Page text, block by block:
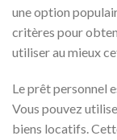
une option
critères pour
utiliser au mieux
Le prêt personnel
Vous pouvez
biens locatifs.